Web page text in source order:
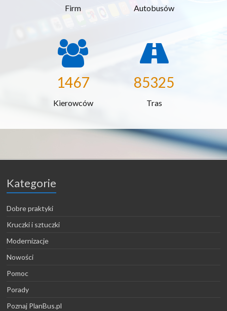
Firm Autobusów
1467
Kierowców
85325
Tras
Kategorie
Dobre praktyki
Kruczki i sztuczki
Modernizacje
Nowości
Pomoc
Porady
Poznaj PlanBus.pl